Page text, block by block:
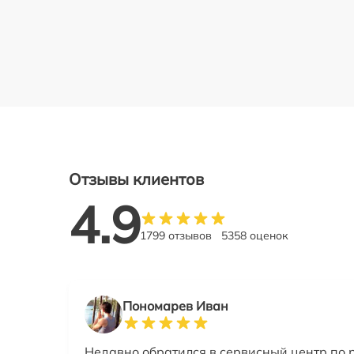
Отзывы клиентов
4.91799 отзывов 5358 оценок
Пономарев Иван